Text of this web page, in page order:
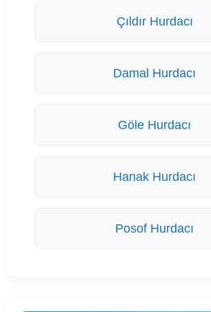
Çıldır Hurdacı
Damal Hurdacı
Göle Hurdacı
Hanak Hurdacı
Posof Hurdacı